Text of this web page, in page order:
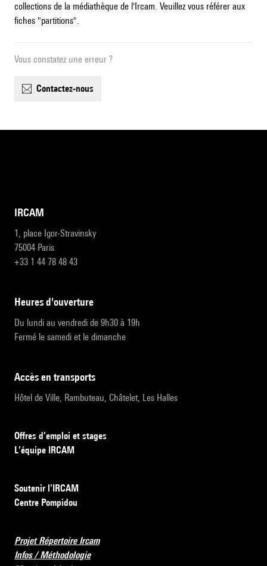
collections de la médiathèque de l'Ircam. Veuillez vous référer aux
fiches "partitions".
Vous constatez une erreur ?
contactez-nous
IRCAM
1, place Igor-Stravinsky
75004 Paris
+33 1 44 78 48 43
heures d'ouverture
Du lundi au vendredi de 9h30 à 19h
Fermé le samedi et le dimanche
accès en transports
Hôtel de Ville, Rambuteau, Châtelet, Les Halles
Offres d’emploi et stages
L’équipe IRCAM
Soutenir l’IRCAM
Centre Pompidou
Projet Répertoire Ircam
Infos / Méthodologie